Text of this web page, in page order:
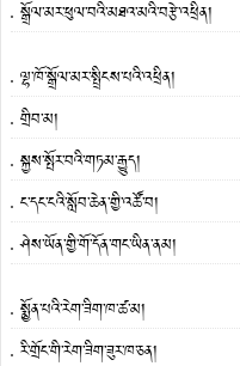
སྒྲོལ་མར་ཕུལ་བའི་མཐའ་མའི་བརྩེ་འཕྲིན།
ལྷ་ཁོ་སྒྲོལ་མར་སྤྲིངས་པའི་འཕྲིན།
གྲིབ་མ།
སྐྱས་སྤོར་བའི་གཏམ་རྒྱུད།
ང་དང་ངའི་སློབ་ཆེན་གྱི་འཚོ་བ།
ཤེས་ཡོན་གྱི་གོ་དོན་གང་ཡིན་ནམ།
སྨྱོན་པའི་རེག་ཟིག་ཁ་ཚ་མ།
རི་གྲོང་གི་རེག་ཟིག་ཟུར་ཁ་ཅན།